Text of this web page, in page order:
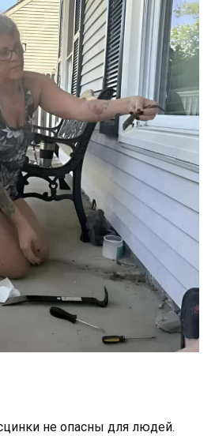
не опасны для людей.